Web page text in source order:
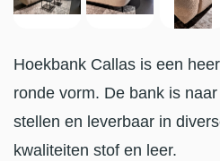
Hoekbank Callas is een
ronde vorm. De bank is
stellen en leverbaar in
kwaliteiten stof en leer.